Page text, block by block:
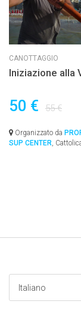
CANOTTAGGIO
Iniziazione alla
50 € 55 €
Organizzato da
SUP CENTER ,
Italiano